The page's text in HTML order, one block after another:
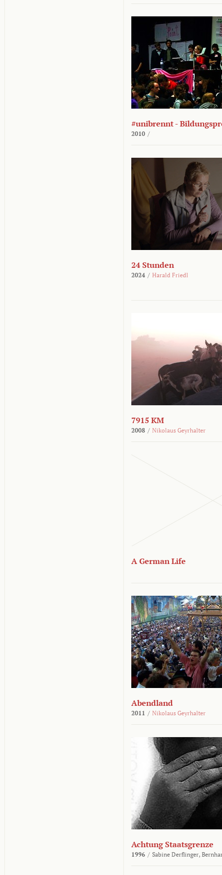
#unibrennt -
2010 /
24 Stunden
2024 / Harald Friedl
7915 KM
2008 / Nikolaus Geyrhalter
A German Life
Abendland
2011 / Nikolaus Geyrhalter
Achtung Staatsgrenze
1996 / Sabine Derflinger,